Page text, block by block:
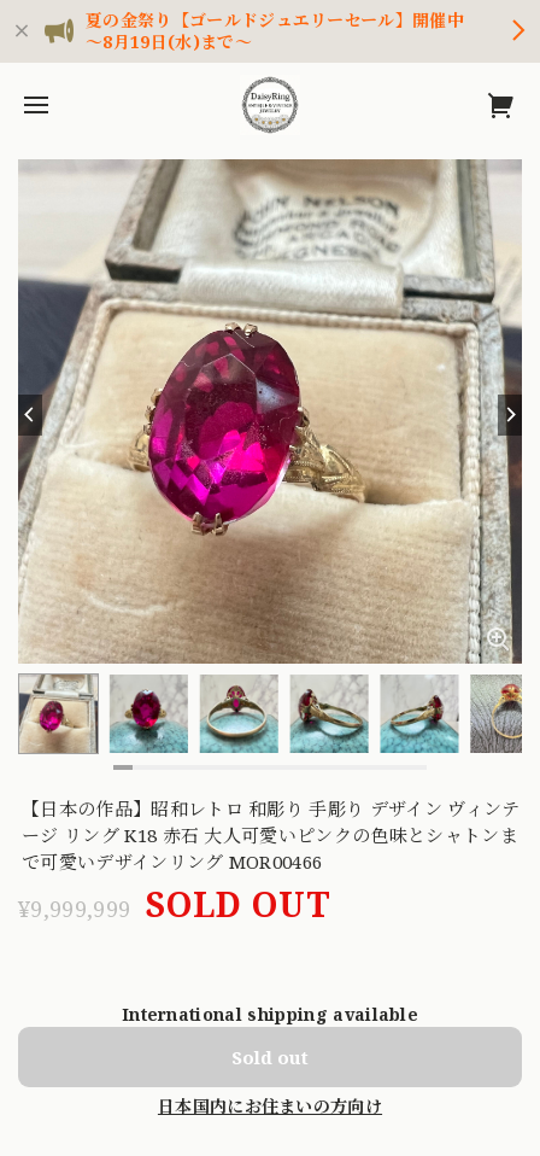
夏の金祭り【ゴールドジュエリーセール】開催中
～8月19日(水)まで～
【日本の作品】昭和レトロ 和彫り 手彫り デザイン ヴィンテ
ージ リング K18 赤石 大人可愛いピンクの色味とシャトンま
で可愛いデザインリング MOR00466
¥9,999,999 SOLD OUT
International shipping available
Sold out
日本国内にお住まいの方向け